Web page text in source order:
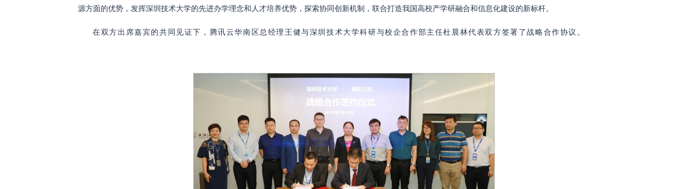
源方面的优势，发挥深圳技术大学的先进办学理念和人才培养优势，探索协同创新机制，联合打造我国高校产学研融合和信息化建设的新标杆。
在双方出席嘉宾的共同见证下，腾讯云华南区总经理王健与深圳技术大学科研与校企合作部主任杜晨林代表双方签署了战略合作协议。